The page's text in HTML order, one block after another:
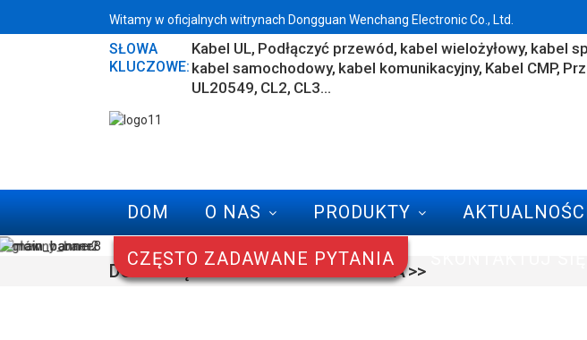
Witamy w oficjalnych witrynach Dongguan Wenchang Electronic Co., Ltd.
SŁOWA
KLUCZOWE:
Kabel UL Podłączyć przewód kabel wielożyłowy kabel
kabel samochodowy kabel komunikacyjny Kabel CMP
UL20549 CL2 CL3...
DOM O NAS PRODUKTY
CZĘSTO ZADAWANE PYTANIA
DOM CZĘSTO ZADAWANE PYTANIA